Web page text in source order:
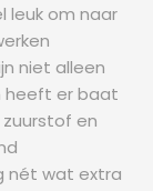
leuk om naar
niet alleen
heeft er baat
en
nét wat extra